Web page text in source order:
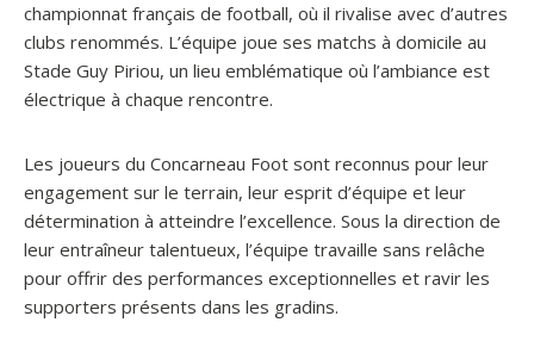
championnat français de football, où il rivalise avec d’autres
clubs renommés. L’équipe joue ses matchs à domicile au
Stade Guy Piriou, un lieu emblématique où l’ambiance est
électrique à chaque rencontre.
Les joueurs du Concarneau Foot sont reconnus pour leur
engagement sur le terrain, leur esprit d’équipe et leur
détermination à atteindre l’excellence. Sous la direction de
leur entraîneur talentueux, l’équipe travaille sans relâche
pour offrir des performances exceptionnelles et ravir les
supporters présents dans les gradins.